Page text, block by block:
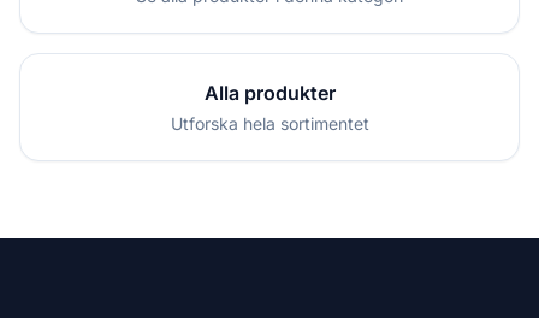
Alla produkter
Utforska hela sortimentet